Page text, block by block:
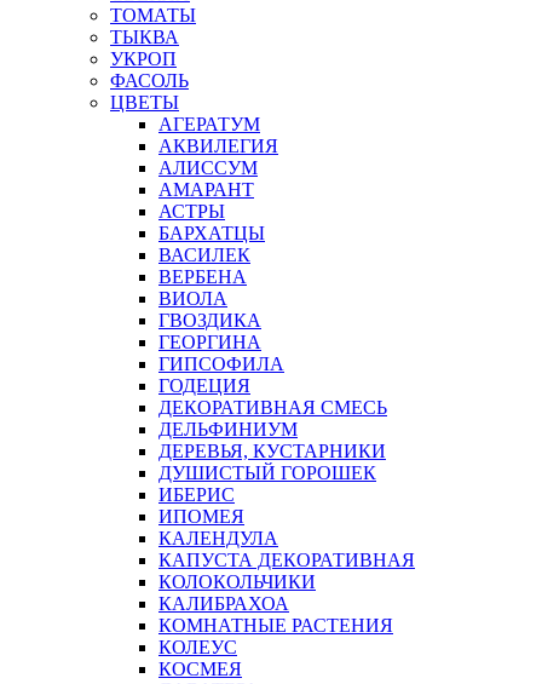
ТОМАТЫ
ТЫКВА
УКРОП
ФАСОЛЬ
ЦВЕТЫ
АГЕРАТУМ
АКВИЛЕГИЯ
АЛИССУМ
АМАРАНТ
АСТРЫ
БАРХАТЦЫ
ВАСИЛЕК
ВЕРБЕНА
ВИОЛА
ГВОЗДИКА
ГЕОРГИНА
ГИПСОФИЛА
ГОДЕЦИЯ
ДЕКОРАТИВНАЯ СМЕСЬ
ДЕЛЬФИНИУМ
ДЕРЕВЬЯ, КУСТАРНИКИ
ДУШИСТЫЙ ГОРОШЕК
ИБЕРИС
ИПОМЕЯ
КАЛЕНДУЛА
КАПУСТА ДЕКОРАТИВНАЯ
КОЛОКОЛЬЧИКИ
КАЛИБРАХОА
КОМНАТНЫЕ РАСТЕНИЯ
КОЛЕУС
КОСМЕЯ